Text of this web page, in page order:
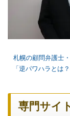
札幌の顧問弁護士
「逆パワハラとは
専門サイ